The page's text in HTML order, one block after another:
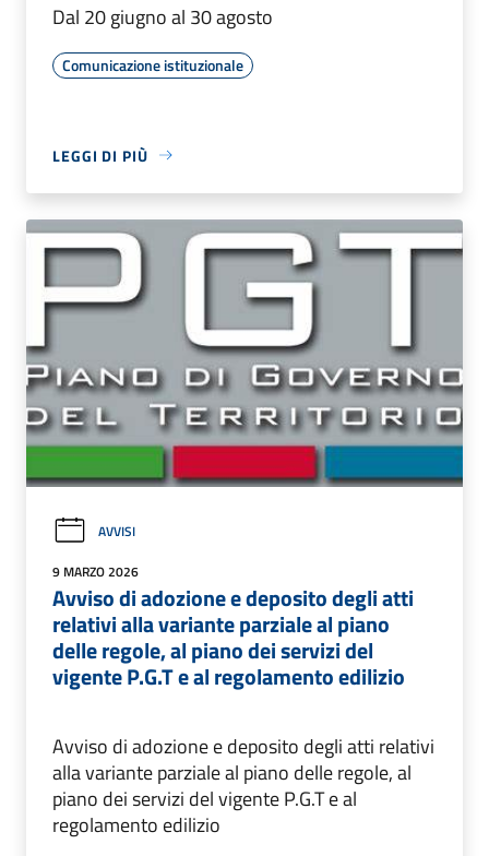
Dal 20 giugno al 30 agosto
Comunicazione istituzionale
LEGGI DI PIÙ
AVVISI
9 MARZO 2026
Avviso di adozione e deposito degli atti
relativi alla variante parziale al piano
delle regole, al piano dei servizi del
vigente P.G.T e al regolamento edilizio
Avviso di adozione e deposito degli atti relativi
alla variante parziale al piano delle regole, al
piano dei servizi del vigente P.G.T e al
regolamento edilizio